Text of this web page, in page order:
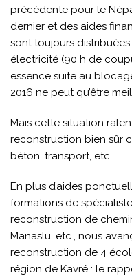
précédente pour le
dernier et des aides
sont toujours
électricité (90 h de
essence suite au
2016 ne peut qu’être
Mais cette situation
reconstruction bien sûr
béton, transport, etc.
En plus d’aides
formations de
reconstruction de
Manaslu, etc., nous
reconstruction de 4
région de Kavré : le